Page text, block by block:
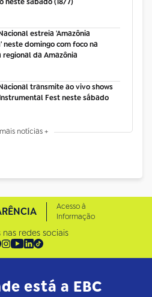
estreia 'Amazônia
neste domingo com foco na
da Amazônia
transmite ao vivo shows
Fest neste sábado
notícias +
Acesso à
Informação
redes sociais
está a EBC